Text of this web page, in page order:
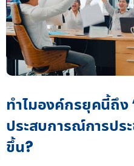
ทำไมองค์กรยุคนี้ถึง
ประสบการณ์การปร
ขึ้น?